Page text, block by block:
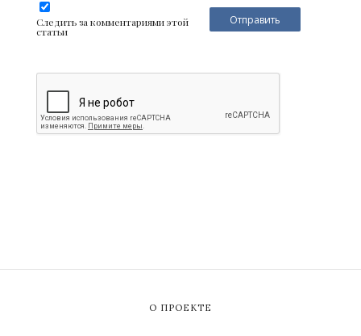
Следить за комментариями этой
статьи
О ПРОЕКТЕ